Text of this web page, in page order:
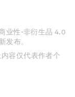
业性-非衍生品 4.0
发布。
容仅代表作者个